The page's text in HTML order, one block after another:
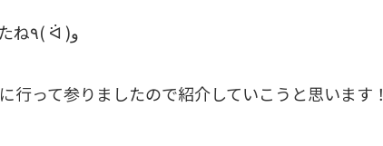
こんにちは、最近暖かくなってきましたね٩( ᐛ )و
に行って参りましたので紹介していこうと思います！